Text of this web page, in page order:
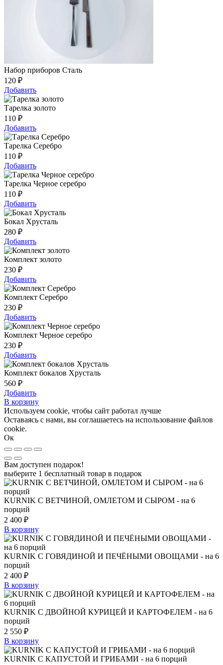
Набор приборов Сталь
120 ₽
Добавить
Тарелка золото
110 ₽
Добавить
Тарелка Серебро
110 ₽
Добавить
Тарелка Черное серебро
110 ₽
Добавить
Бокал Хрусталь
280 ₽
Добавить
Комплект золото
230 ₽
Добавить
Комплект Серебро
230 ₽
Добавить
Комплект Черное серебро
230 ₽
Добавить
Комплект бокалов Хрусталь
560 ₽
Добавить
В корзину
Используем cookie, чтобы сайт работал лучше
Оставаясь с нами, вы соглашаетесь на использование файлов
cookie.
Ок
Вам доступен подарок!
выберите 1 бесплатный товар в подарок
KURNIK С ВЕТЧИНОЙ, ОМЛЕТОМ И СЫРОМ - на 6
порций
2 400 ₽
В корзину
KURNIK С ГОВЯДИНОЙ И ПЕЧЁНЫМИ ОВОЩАМИ - на 6
порций
2 400 ₽
В корзину
KURNIK С ДВОЙНОЙ КУРИЦЕЙ И КАРТОФЕЛЕМ - на 6
порций
2 550 ₽
В корзину
KURNIK С КАПУСТОЙ И ГРИБАМИ - на 6 порций